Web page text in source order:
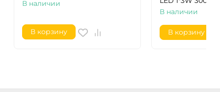
В наличии
В корзину
В наличии
В корзину